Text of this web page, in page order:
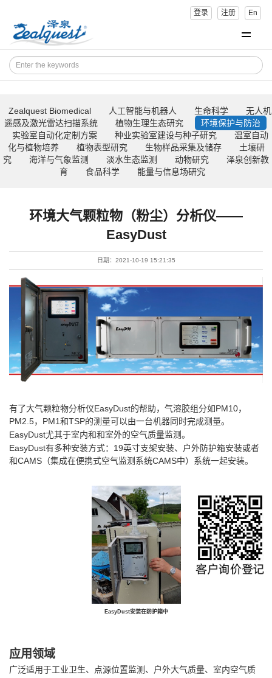
登录 注册 En
Zealquest Biomedical 人工智能与机器人 生命科学
无人机
遥感及激光雷达扫描系统
植物生理生态研究
环境保护与防治
实验室自动化定制方案
种业实验室建设与种子研究
温室自动
化与植物培养
植物表型研究 生物样品采集及储存
土壤研
究
海洋与气象监测 淡水生态监测 动物研究
泽泉创新教
育
食品科学 能量与信息场研究
环境大气颗粒物（粉尘）分析仪——
EasyDust
日期：2021-10-19 15:21:35
有了大气颗粒物分析仪EasyDust的帮助，气溶胶组分如 PM10，
PM2.5， PM1和TSP的测量可以由一台机器同时完成测量。
EasyDust尤其于室内和和室外的空气质量监测。
EasyDust有多种安装方式： 19英寸支架安装、户外防护箱安装或者
和CAMS （集成在便携式空气监测系统CAMS中）系统一起安装。
EasyDust安装在防护箱中
应用领域
广泛适用于工业卫生、点源位置监测、户外大气质量、室内空气质